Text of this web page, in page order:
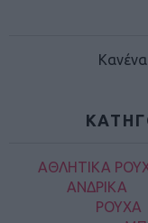
ΑΘΛΗΤΙΚΑ
ΑΝΔΡΙΚΑ
ΡΟΥΧΑ